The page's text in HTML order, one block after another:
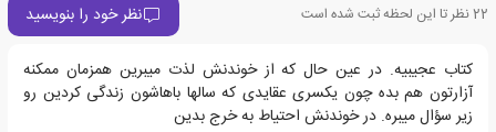
22نظر تا این لحظه ثبت شده است نظر خود را بنویسید
کتاب عجیبیه. در عین حال که از خوندنش لذت میبرین همزمان ممکنه
آزارتون هم بده چون یکسری عقایدی که سالها باهاشون زندگی کردین رو
زیر سؤال میبره. در خوندنش احتیاط به خرج بدین